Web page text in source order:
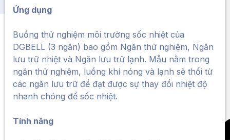
Ứng dụng
Buồng thử nghiệm môi trường sốc nhiệt của
DGBELL (3 ngăn) bao gồm Ngăn thử nghiệm, Ngăn
lưu trữ nhiệt và Ngăn lưu trữ lạnh. Mẫu nằm trong
ngăn thử nghiệm, luồng khí nóng và lạnh sẽ thổi từ
các ngăn lưu trữ để đạt được sự thay đổi nhiệt độ
nhanh chóng để sốc nhiệt.
Tính năng